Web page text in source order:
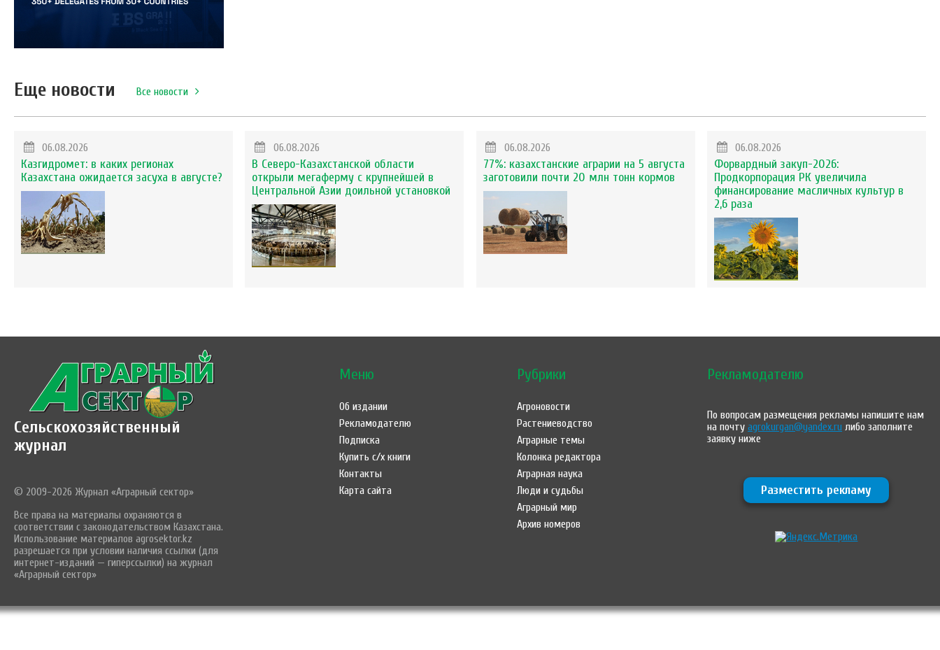
Еще новости Все новости
06.08.2026
Казгидромет: в каких регионах
Казахстана ожидается засуха в августе?
06.08.2026
В Северо-Казахстанской области
открыли мегаферму с крупнейшей в
Центральной Азии доильной установкой
06.08.2026
77%: казахстанские аграрии на 5 августа
заготовили почти 20 млн тонн кормов
06.08.2026
Форвардный закуп-2026:
Продкорпорация РК увеличила
финансирование масличных культур в
2,6 раза
Сельскохозяйственный
журнал
© 2009-2026 Журнал «Аграрный сектор»
Все права на материалы охраняются в
соответствии с законодательством Казахстана.
Использование материалов agrosektor.kz
разрешается при условии наличия ссылки (для
интернет-изданий — гиперссылки) на журнал
«Аграрный сектор»
Меню
Об издании
Рекламодателю
Подписка
Купить с/х книги
Контакты
Карта сайта
Рубрики
Агроновости
Растениеводство
Аграрные темы
Колонка редактора
Аграрная наука
Люди и судьбы
Аграрный мир
Архив номеров
Рекламодателю
По вопросам размещения рекламы напишите нам
на почтуagrokurgan@yandex.ru либо заполните
заявку ниже
Разместить рекламу